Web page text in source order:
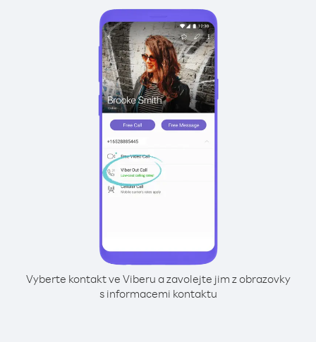
Vyberte kontakt ve Viberu a zavolejte jim z obrazovky
s informacemi kontaktu